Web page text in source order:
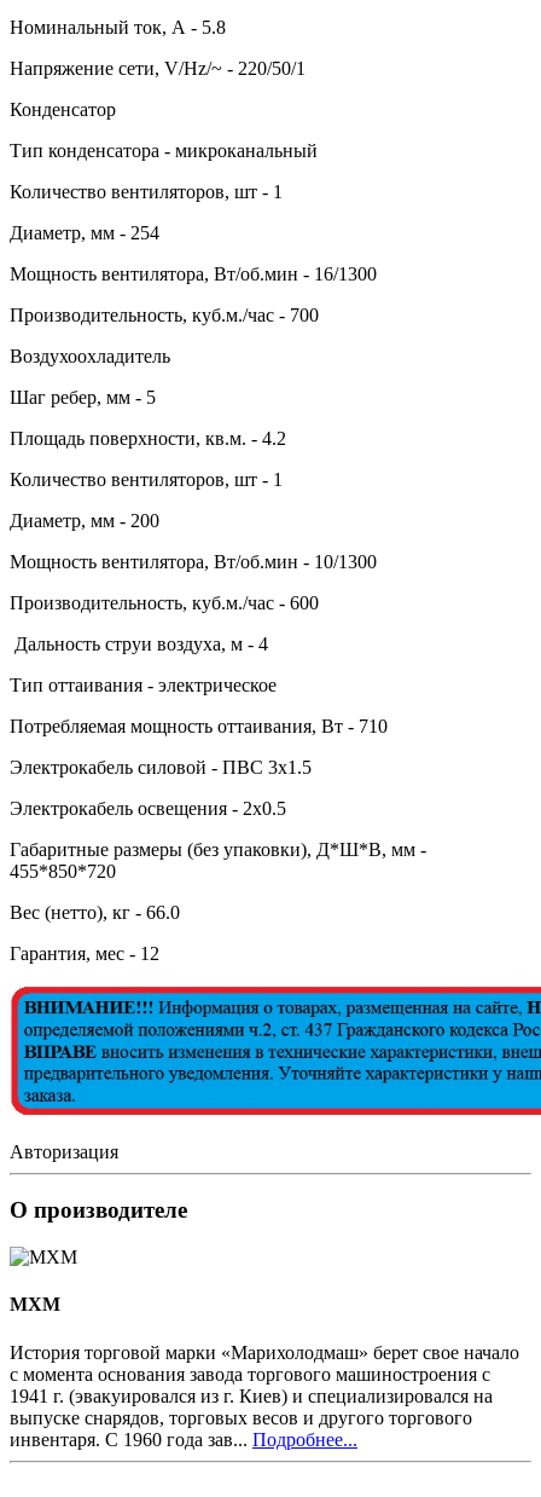
Номинальный ток, А - 5.8
Напряжение сети, V/Hz/~ - 220/50/1
Конденсатор
Тип конденсатора - микроканальный
Количество вентиляторов, шт - 1
Диаметр, мм - 254
Мощность вентилятора, Вт/об.мин - 16/1300
Производительность, куб.м./час - 700
Воздухоохладитель
Шаг ребер, мм - 5
Площадь поверхности, кв.м. - 4.2
Количество вентиляторов, шт - 1
Диаметр, мм - 200
Мощность вентилятора, Вт/об.мин - 10/1300
Производительность, куб.м./час - 600
Дальность струи воздуха, м - 4
Тип оттаивания - электрическое
Потребляемая мощность оттаивания, Вт - 710
Электрокабель силовой - ПВС 3х1.5
Электрокабель освещения - 2х0.5
Габаритные размеры (без упаковки), Д*Ш*В, мм -
455*850*720
Вес (нетто), кг - 66.0
Гарантия, мес - 12
Авторизация
О производителе
MXM
История торговой марки «Марихолодмаш» берет свое начало
с момента основания завода торгового машиностроения с
1941 г. (эвакуировался из г. Киев) и специализировался на
выпуске снарядов, торговых весов и другого торгового
инвентаря. С 1960 года зав... Подробнее...